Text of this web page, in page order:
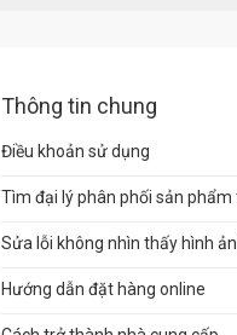
Thông tin chung
Điều khoản sử dụng
Tìm đại lý phân phối sản
Sửa lỗi không nhìn thấy hình
Hướng dẫn đặt hàng online